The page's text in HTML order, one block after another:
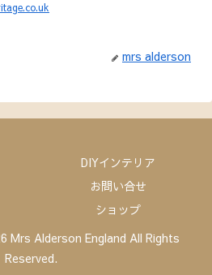
mrs alderson
DIYインテリア
お問い合せ
ショップ
Mrs Alderson England All Rights
Reserved.